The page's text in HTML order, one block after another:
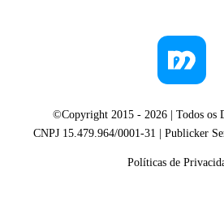
©Copyright 2015 - 2026 | Todos os
CNPJ 15.479.964/0001-31 | Publicker
Políticas de